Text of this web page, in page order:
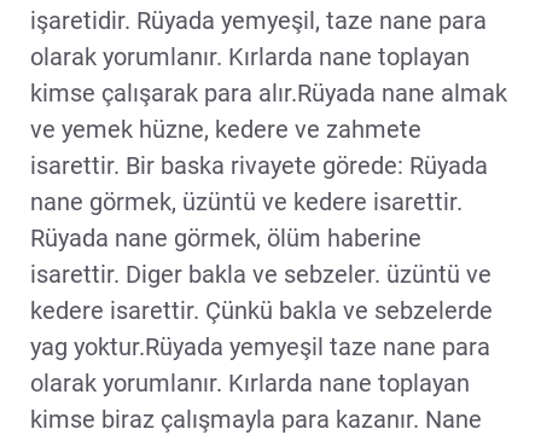
işaretidir. Rüyada yemyeşil, taze nane para
olarak yorumlanır. Kırlarda nane toplayan
kimse çalışarak para alır.Rüyada nane almak
ve yemek hüzne, kedere ve zahmete
isarettir. Bir baska rivayete görede: Rüyada
nane görmek, üzüntü ve kedere isarettir.
Rüyada nane görmek, ölüm haberine
isarettir. Diger bakla ve sebzeler. üzüntü ve
kedere isarettir. Çünkü bakla ve sebzelerde
yag yoktur.Rüyada yemyeşil taze nane para
olarak yorumlanır. Kırlarda nane toplayan
kimse biraz çalışmayla para kazanır. Nane